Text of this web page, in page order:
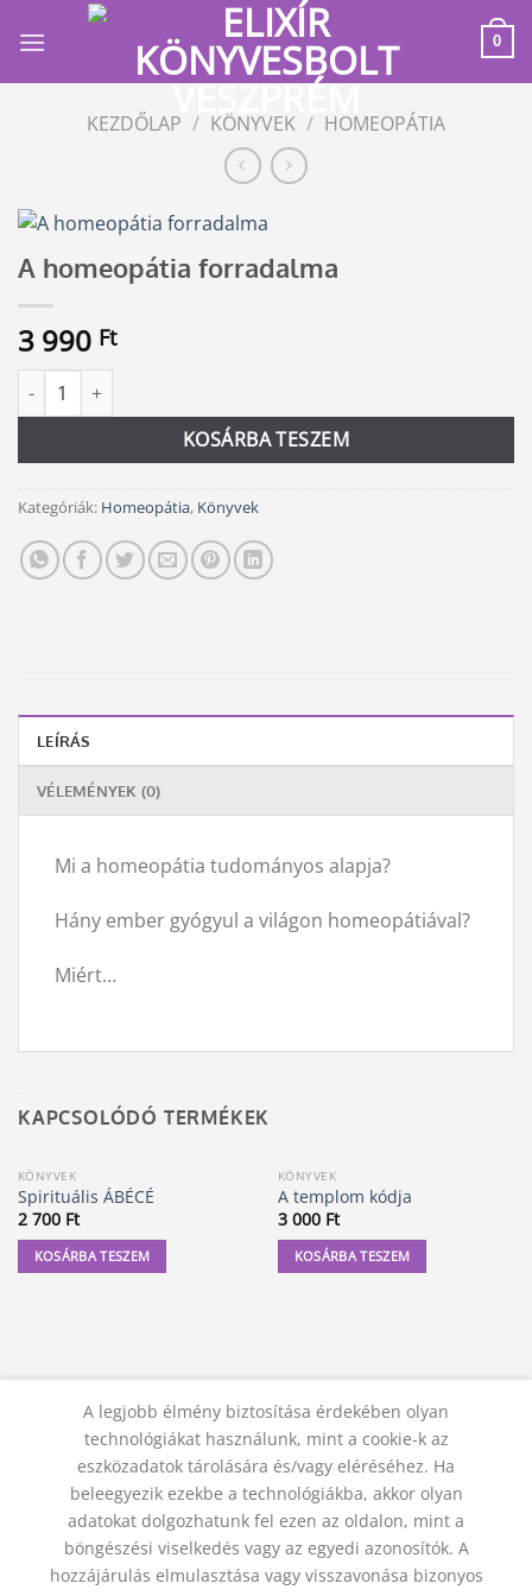
0
KEZDŐLAP / KÖNYVEK / HOMEOPÁTIA
A homeopátia forradalma
3 990 Ft
A homeopátia forradalma mennyiség
KOSÁRBA TESZEM
Alternative:
Kategóriák: Homeopátia, Könyvek
LEÍRÁS
VÉLEMÉNYEK (0)
Mi a homeopátia tudományos alapja?
Hány ember gyógyul a világon homeopátiával?
Miért…
KAPCSOLÓDÓ TERMÉKEK
KÖNYVEK
Spirituális ÁBÉCÉ
2 700 Ft
KOSÁRBA TESZEM
KÖNYVEK
A templom kódja
3 000 Ft
KOSÁRBA TESZEM
KAPCSOLAT ADATVÉDELMI NYILATKOZAT
ÁSZF
JOGI NYILATKOZAT
SZÁLLÍTÁSI FELTÉTELEK
ELÁLLÁS A SZERZŐDÉSTŐL
© 2012 - 2026 Trigon 9000 Kft.
A legjobb élmény biztosítása érdekében olyan
technológiákat használunk, mint a cookie-k az
eszközadatok tárolására és/vagy eléréséhez. Ha
beleegyezik ezekbe a technológiákba, akkor olyan
adatokat dolgozhatunk fel ezen az oldalon, mint a
böngészési viselkedés vagy az egyedi azonosítók. A
hozzájárulás elmulasztása vagy visszavonása bizonyos